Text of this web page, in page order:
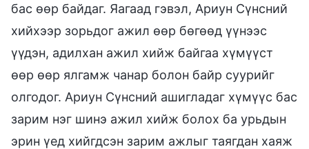
бас өөр байдаг. Яагаад гэвэл, Ариун Сүнсний
хийхээр зорьдог ажил өөр бөгөөд үүнээс
үүдэн, адилхан ажил хийж байгаа хүмүүст
өөр өөр ялгамж чанар болон байр суурийг
олгодог. Ариун Сүнсний ашигладаг хүмүүс бас
зарим нэг шинэ ажил хийж болох ба урьдын
эрин үед хийгдсэн зарим ажлыг таягдан хаяж